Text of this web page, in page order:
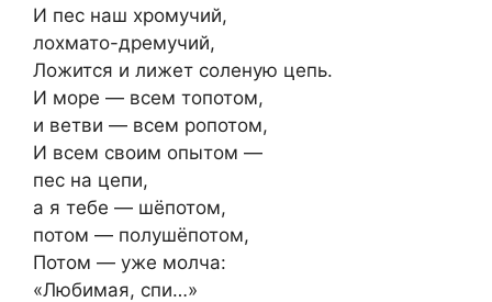
И пес наш хромучий,
лохмато-дремучий,
Ложится и лижет соленую цепь.
И море — всем топотом,
и ветви — всем ропотом,
И всем своим опытом —
пес на цепи,
а я тебе — шёпотом,
потом — полушёпотом,
Потом — уже молча:
«Любимая, спи…»